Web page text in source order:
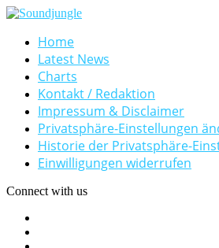
Home
Latest News
Charts
Kontakt / Redaktion
Impressum & Disclaimer
Privatsphäre-Einstellungen
Historie der Privatsphäre-
Einwilligungen widerrufen
Connect with us